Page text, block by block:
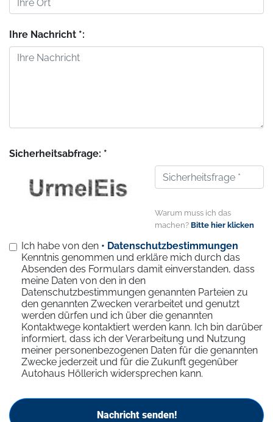
Ihre Nachricht *:
Sicherheitsabfrage: *
Warum muss ich das
machen? Bitte hier klicken
Ich habe von den • Datenschutzbestimmungen
Kenntnis genommen und erkläre mich durch das
Absenden des Formulars damit einverstanden, dass
meine Daten von den in den
Datenschutzbestimmungen genannten Parteien zu
den genannten Zwecken verarbeitet und genutzt
werden dürfen und ich über die genannten
Kontaktwege kontaktiert werden kann. Ich bin darüber
informiert, dass ich der Verarbeitung und Nutzung
meiner personenbezogenen Daten für die genannten
Zwecke jederzeit und für die Zukunft gegenüber
Autohaus Höllerich widersprechen kann.
Nachricht senden!